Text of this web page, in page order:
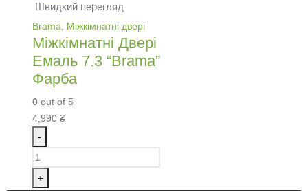
Швидкий перегляд
Brama Міжкімнатні двері
Міжкімнатні Двері
Емаль 7.3 “Brama”
Фарба
0 out of 5
4,990 ₴
-
+